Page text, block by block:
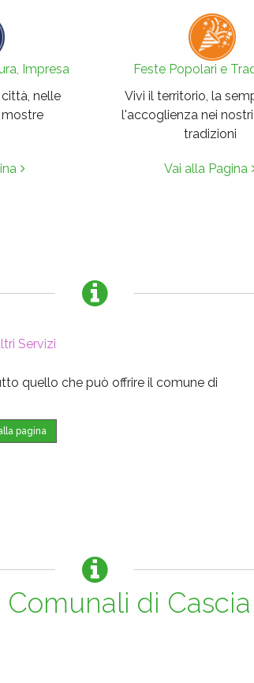
Impresa
nelle
mostre
Feste Popolari e
Vivi il territorio, la
l'accoglienza nei
tradizioni
Vai alla Pagina
Servizi
quello che può offrire il comune di
pagina
Comunali di Cascia